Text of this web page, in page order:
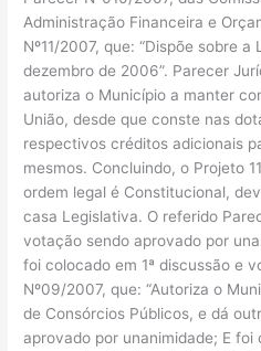
Administração Financeira e
Nº11/2007, que: “Dispõe sobre a
dezembro de 2006”. Parecer
autoriza o Município a manter
União, desde que conste nas
respectivos créditos adicionais
mesmos. Concluindo, o Projeto
ordem legal é Constitucional,
casa Legislativa. O referido
votação sendo aprovado por
foi colocado em 1ª discussão e
Nº09/2007, que: “Autoriza o
de Consórcios Públicos, e dá
aprovado por unanimidade; E